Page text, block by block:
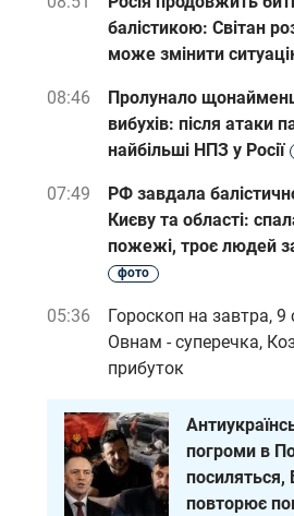
балістикою: Світан
може змінити
08:46
Пролунало
вибухів: після атаки
найбільші НПЗ у Росії
07:49
РФ завдала
Києву та області:
пожежі, троє людей
фото
05:36
Гороскоп на завтра, 9
Овнам - суперечка,
прибуток
погроми в
посиляться,
повторює